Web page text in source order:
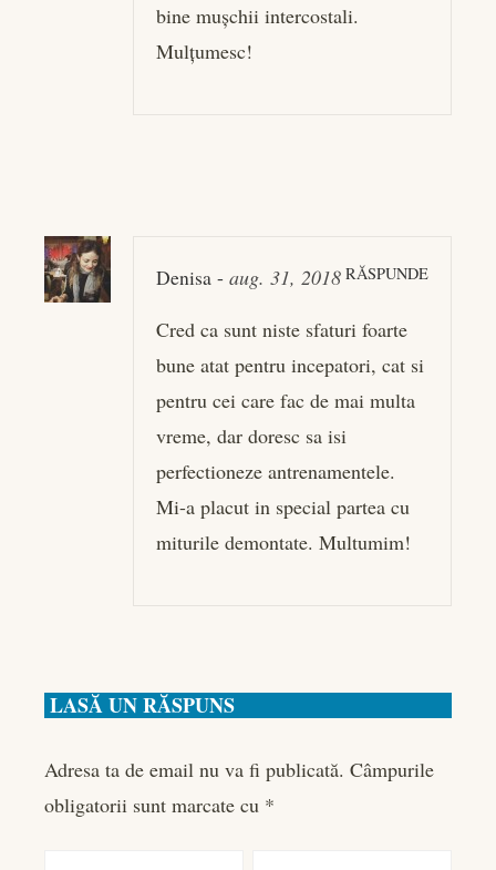
bine mușchii intercostali.
Mulțumesc!
Denisa - aug. 31, 2018 RĂSPUNDE
Cred ca sunt niste sfaturi foarte
bune atat pentru incepatori, cat si
pentru cei care fac de mai multa
vreme, dar doresc sa isi
perfectioneze antrenamentele.
Mi-a placut in special partea cu
miturile demontate. Multumim!
LASĂ UN RĂSPUNS
Adresa ta de email nu va fi publicată. Câmpurile
obligatorii sunt marcate cu *